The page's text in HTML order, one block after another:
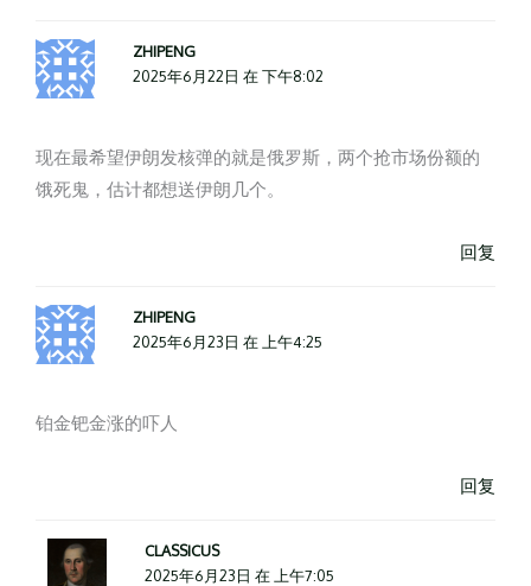
ZHIPENG
2025年6月22日 在 下午8:02
现在最希望伊朗发核弹的就是俄罗斯，两个抢市场份额的
饿死鬼，估计都想送伊朗几个。
回复
ZHIPENG
2025年6月23日 在 上午4:25
铂金钯金涨的吓人
回复
CLASSICUS
2025年6月23日 在 上午7:05